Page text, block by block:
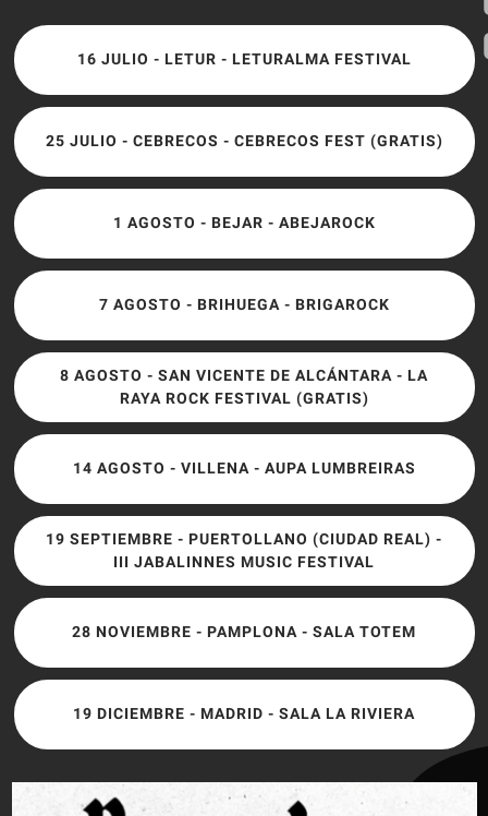
16 JULIO - LETUR - LETURALMA FESTIVAL
25 JULIO - CEBRECOS - CEBRECOS FEST (GRATIS)
1 AGOSTO - BEJAR - ABEJAROCK
7 AGOSTO - BRIHUEGA - BRIGAROCK
8 AGOSTO - SAN VICENTE DE ALCÁNTARA - LA
RAYA ROCK FESTIVAL (GRATIS)
14 AGOSTO - VILLENA - AUPA LUMBREIRAS
19 SEPTIEMBRE - PUERTOLLANO (CIUDAD REAL) -
III JABALINNES MUSIC FESTIVAL
28 NOVIEMBRE - PAMPLONA - SALA TOTEM
19 DICIEMBRE - MADRID - SALA LA RIVIERA